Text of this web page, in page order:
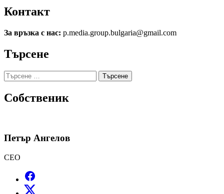
Контакт
За връзка с нас: p.media.group.bulgaria@gmail.com
Търсене
Търсене
за:
Собственик
Петър Ангелов
CEO